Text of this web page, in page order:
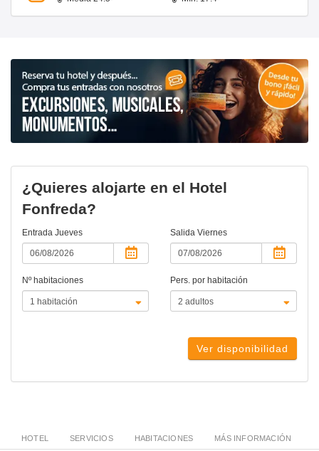
¿Quieres alojarte en el Hotel
Fonfreda?
Entrada Jueves Salida Viernes
Nº habitaciones Pers. por habitación
Ver disponibilidad
HOTEL SERVICIOS HABITACIONES MÁS INFORMACIÓN